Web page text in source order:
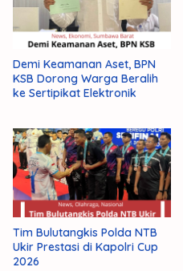
Demi Keamanan Aset, BPN
KSB Dorong Warga Beralih
ke Sertipikat Elektronik
Tim Bulutangkis Polda NTB
Ukir Prestasi di Kapolri Cup
2026